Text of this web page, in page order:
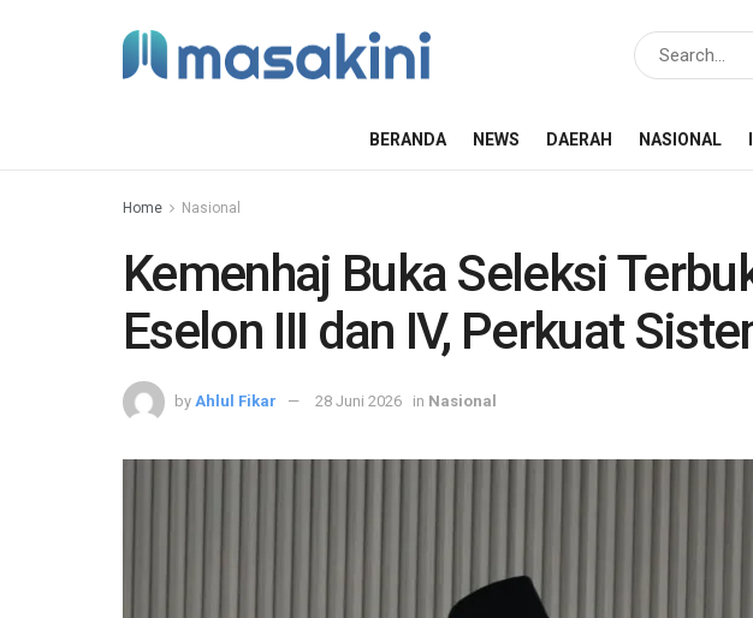
BERANDA NEWS DAERAH NASIONAL
Home Nasional
Kemenhaj Buka Seleksi
Eselon III dan IV, Perkuat
by Ahlul Fikar 28 Juni 2026 in Nasional